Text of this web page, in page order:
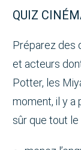
QUIZ
Préparez des
et acteurs
Potter, les
moment, il y a
sûr que tout le